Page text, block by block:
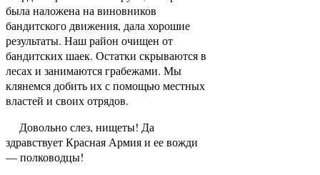
была наложена на виновников
бандитского движения, дала хорошие
результаты. Наш район очищен от
бандитских шаек. Остатки скрываются в
лесах и занимаются грабежами. Мы
клянемся добить их с помощью местных
властей и своих отрядов.
Довольно слез, нищеты! Да
здравствует Крас­ная Армия и ее вожди
— полководцы!